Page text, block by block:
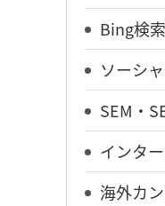
Bing検索
ソーシ
SEM・
インタ
海外カ